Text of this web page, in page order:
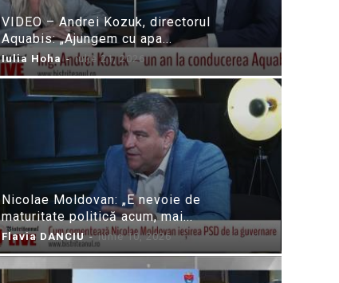
VIDEO – Andrei Kozuk, directorul
Aquabis: „Ajungem cu apa...
Iulia Hoha - iulie 21, 2026
Nicolae Moldovan: „E nevoie de
maturitate politică acum, mai...
Flavia DANCIU - iunie 10, 2026